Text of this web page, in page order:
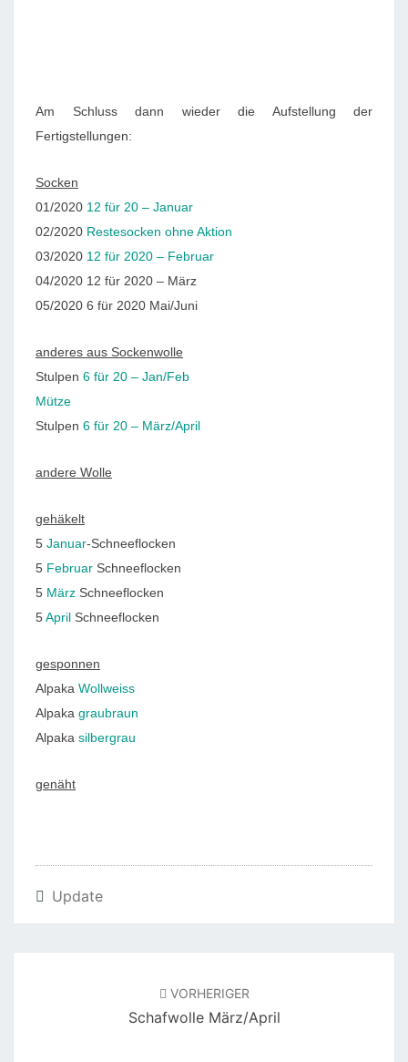
Am Schluss dann wieder die Aufstellung der
Fertigstellungen:
Socken
01/2020 12 für 20 – Januar
02/2020 Restesocken ohne Aktion
03/2020 12 für 2020 – Februar
04/2020 12 für 2020 – März
05/2020 6 für 2020 Mai/Juni
anderes aus Sockenwolle
Stulpen 6 für 20 – Jan/Feb
Mütze
Stulpen 6 für 20 – März/April
andere Wolle
gehäkelt
5 Januar-Schneeflocken
5 Februar Schneeflocken
5 März Schneeflocken
5April Schneeflocken
gesponnen
Alpaka Wollweiss
Alpaka graubraun
Alpaka silbergrau
genäht
Update
VORHERIGER
Schafwolle März/April